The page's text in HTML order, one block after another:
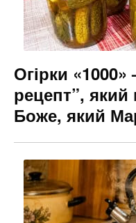
Огірки
рецепт”,
Боже, який